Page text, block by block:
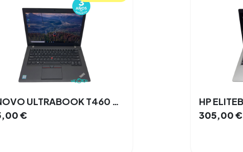
LENOVO ULTRABOOK T460 256 GB SSD 16 GB Intel I7 6ta Gen. WINDOWS 10 PRO 40% 63%
€
305,00€